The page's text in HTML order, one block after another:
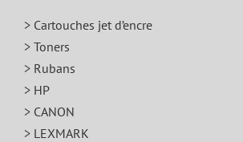
> Cartouches jet d’encre
> Toners
> Rubans
> HP
> CANON
> LEXMARK